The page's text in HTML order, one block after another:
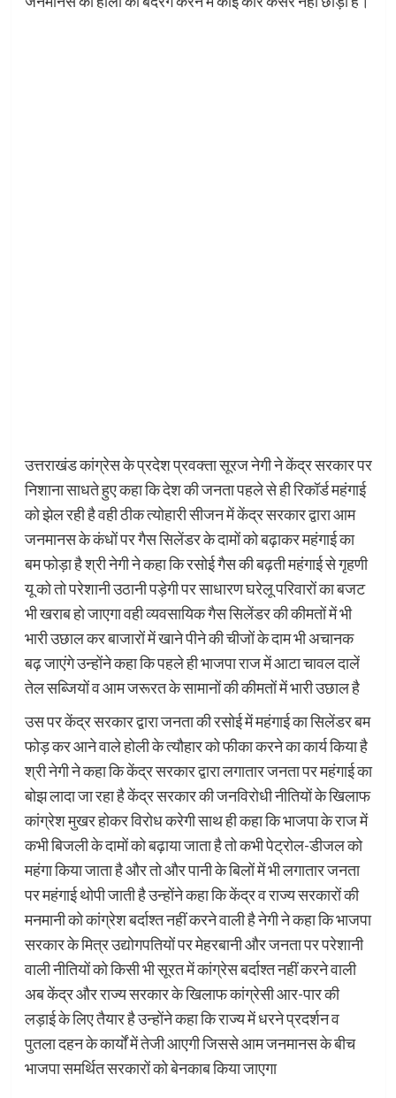
उत्तराखंड कांग्रेस के प्रदेश प्रवक्ता सूरज नेगी ने केंद्र सरकार पर
निशाना साधते हुए कहा कि देश की जनता पहले से ही रिकॉर्ड महंगाई
को झेल रही है वही ठीक त्योहारी सीजन में केंद्र सरकार द्वारा आम
जनमानस के कंधों पर गैस सिलेंडर के दामों को बढ़ाकर महंगाई का
बम फोड़ा है श्री नेगी ने कहा कि रसोई गैस की बढ़ती महंगाई से गृहणी
यू को तो परेशानी उठानी पड़ेगी पर साधारण घरेलू परिवारों का बजट
भी खराब हो जाएगा वही व्यवसायिक गैस सिलेंडर की कीमतों में भी
भारी उछाल कर बाजारों में खाने पीने की चीजों के दाम भी अचानक
बढ़ जाएंगे उन्होंने कहा कि पहले ही भाजपा राज में आटा चावल दालें
तेल सब्जियों व आम जरूरत के सामानों की कीमतों में भारी उछाल है
उस पर केंद्र सरकार द्वारा जनता की रसोई में महंगाई का सिलेंडर बम
फोड़ कर आने वाले होली के त्यौहार को फीका करने का कार्य किया है
श्री नेगी ने कहा कि केंद्र सरकार द्वारा लगातार जनता पर महंगाई का
बोझ लादा जा रहा है केंद्र सरकार की जनविरोधी नीतियों के खिलाफ
कांग्रेश मुखर होकर विरोध करेगी साथ ही कहा कि भाजपा के राज में
कभी बिजली के दामों को बढ़ाया जाता है तो कभी पेट्रोल-डीजल को
महंगा किया जाता है और तो और पानी के बिलों में भी लगातार जनता
पर महंगाई थोपी जाती है उन्होंने कहा कि केंद्र व राज्य सरकारों की
मनमानी को कांग्रेश बर्दाश्त नहीं करने वाली है नेगी ने कहा कि भाजपा
सरकार के मित्र उद्योगपतियों पर मेहरबानी और जनता पर परेशानी
वाली नीतियों को किसी भी सूरत में कांग्रेस बर्दाश्त नहीं करने वाली
अब केंद्र और राज्य सरकार के खिलाफ कांग्रेसी आर-पार की
लड़ाई के लिए तैयार है उन्होंने कहा कि राज्य में धरने प्रदर्शन व
पुतला दहन के कार्यों में तेजी आएगी जिससे आम जनमानस के बीच
भाजपा समर्थित सरकारों को बेनकाब किया जाएगा